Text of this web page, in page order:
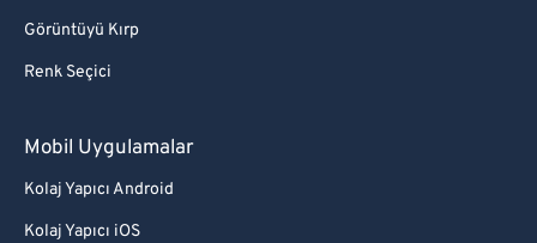
Görüntüyü Kırp
Renk Seçici
Mobil Uygulamalar
Kolaj Yapıcı Android
Kolaj Yapıcı iOS